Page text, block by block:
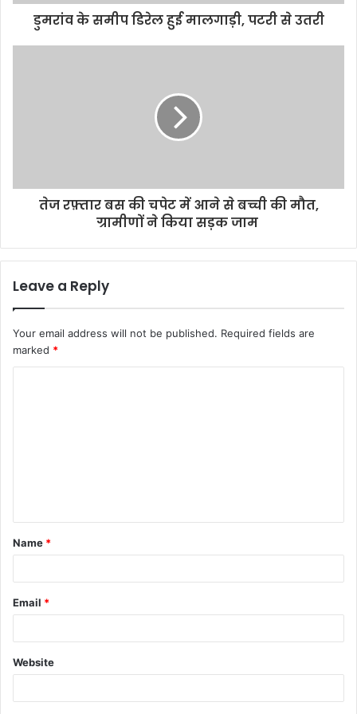
डुमरांव के समीप डिरेल हुई मालगाड़ी, पटरी से उतरी
तेज रफ़्तार बस की चपेट में आने से बच्ची की मौत,
ग्रामीणों ने किया सड़क जाम
Leave a Reply
Your email address will not be published. Required fields are
marked *
Name *
Email *
Website